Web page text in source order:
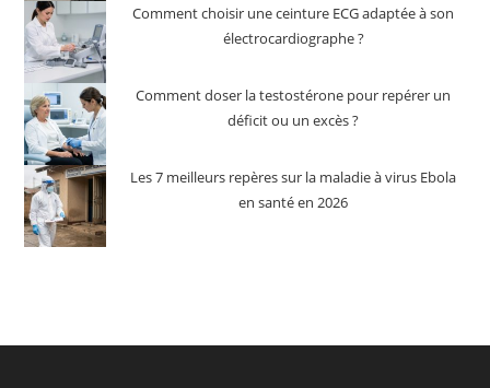
Comment choisir une ceinture ECG adaptée à son
électrocardiographe ?
Comment doser la testostérone pour repérer un
déficit ou un excès ?
Les 7 meilleurs repères sur la maladie à virus Ebola
en santé en 2026